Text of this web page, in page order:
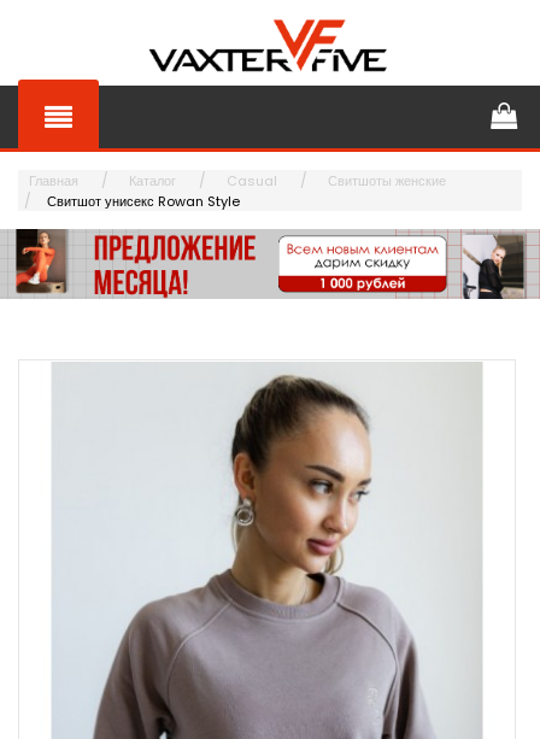
Главная Каталог Casual
Свитшоты женские
Свитшот унисекс Rowan Style